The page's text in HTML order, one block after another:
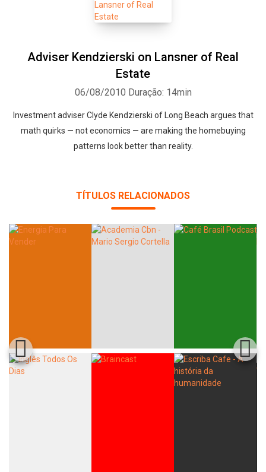
Adviser Kendzierski on Lansner of Real
Estate
06/08/2010 Duração: 14min
Investment adviser Clyde Kendzierski of Long Beach argues that
math quirks — not economics — are making the homebuying
patterns look better than reality.
TÍTULOS RELACIONADOS